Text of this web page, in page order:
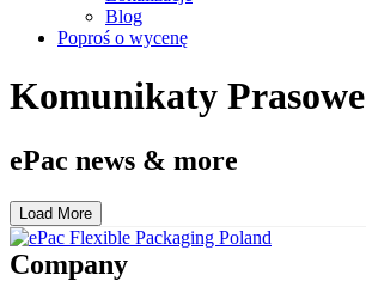
Blog
Poproś o wycenę
Komunikaty Prasowe
ePac news & more
Load More
Company